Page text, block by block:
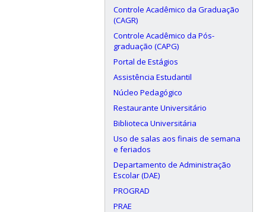
Controle Acadêmico da Graduação
(CAGR)
Controle Acadêmico da Pós-
graduação (CAPG)
Portal de Estágios
Assistência Estudantil
Núcleo Pedagógico
Restaurante Universitário
Biblioteca Universitária
Uso de salas aos finais de semana
e feriados
Departamento de Administração
Escolar (DAE)
PROGRAD
PRAE